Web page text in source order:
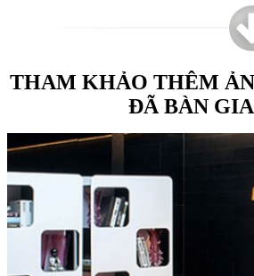
THAM KHẢO THÊM
ĐÃ BÀN